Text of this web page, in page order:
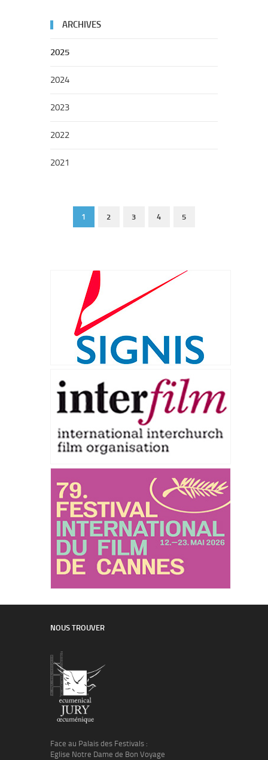
ARCHIVES
2025
2024
2023
2022
2021
1 2 3 4 5
NOUS TROUVER
Face au Palais des Festivals :
Eglise Notre Dame de Bon Voyage